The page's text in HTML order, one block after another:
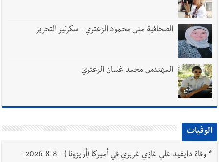
الصحافية منى محمود الزعتري - سكرتير التحرير
المهندس محمد غسان الزعتري
الوفيات
*
وفاة دايفيد علي غازي غريري في أميركا (أريزونا ) - 8-8-2026 -